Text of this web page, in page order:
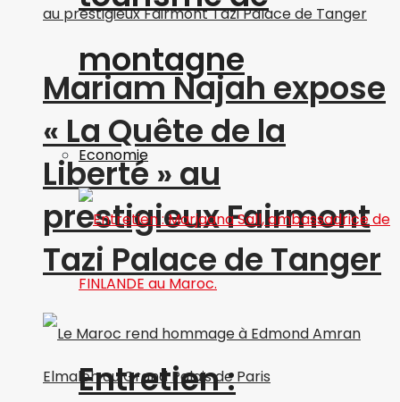
Mariam Najah expose
« La Quête de la
Liberté » au
prestigieux Fairmont
Tazi Palace de Tanger
montagne
Economie
Entretien :